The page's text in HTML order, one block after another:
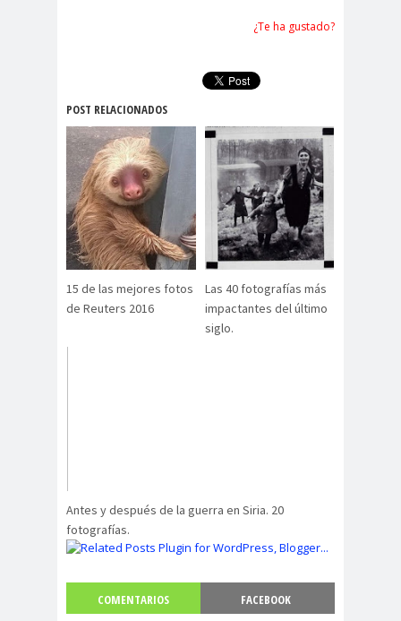
¿Te ha gustado?
POST RELACIONADOS
15 de las mejores fotos
de Reuters 2016
Las 40 fotografías más
impactantes del último
siglo.
Antes y después de la guerra en Siria. 20
fotografías.
COMENTARIOS FACEBOOK